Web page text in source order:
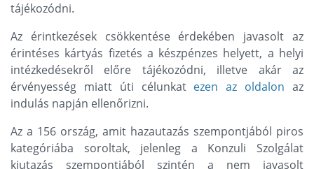
tájékozódni.
Az érintkezések csökkentése érdekében javasolt az
érintéses kártyás fizetés a készpénzes helyett, a helyi
intézkedésekről előre tájékozódni, illetve akár az
érvényesség miatt úti célunkat ezen az oldalon az
indulás napján ellenőrizni.
Az a 156 ország, amit hazautazás szempontjából piros
kategóriába soroltak, jelenleg a Konzuli Szolgálat
kiutazás szempontjából szintén a nem javasolt